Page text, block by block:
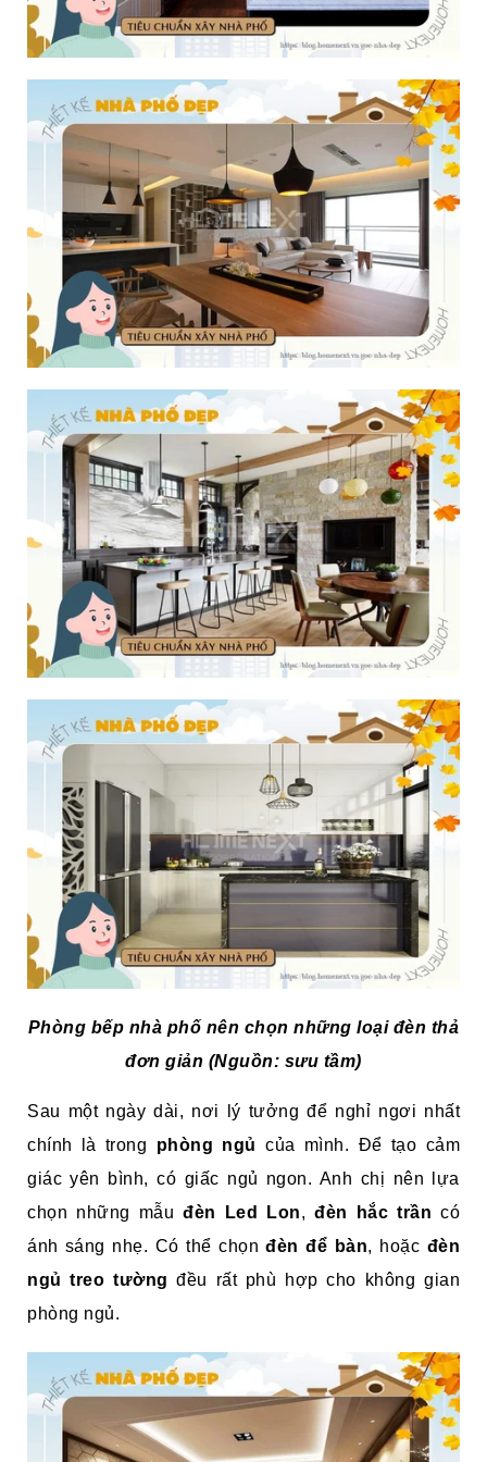
Phòng bếp nhà phố nên chọn những loại đèn thả
đơn giản (Nguồn: sưu tầm)
Sau một ngày dài, nơi lý tưởng để nghỉ ngơi nhất
chính là trong phòng ngủ của mình. Để tạo cảm
giác yên bình, có giấc ngủ ngon. Anh chị nên lựa
chọn những mẫu đèn Led Lon, đèn hắc trần có
ánh sáng nhẹ. Có thể chọnđèn để bàn, hoặc đèn
ngủ treo tường đều rất phù hợp cho không gian
phòng ngủ.